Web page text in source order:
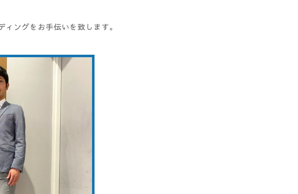
ングをお手伝いを致します。